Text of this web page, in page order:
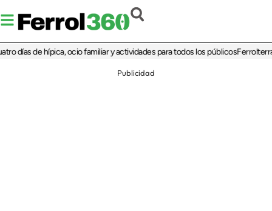
de hípica, ocio familiar y actividades para todos los públicosFerrolterra
Publicidad